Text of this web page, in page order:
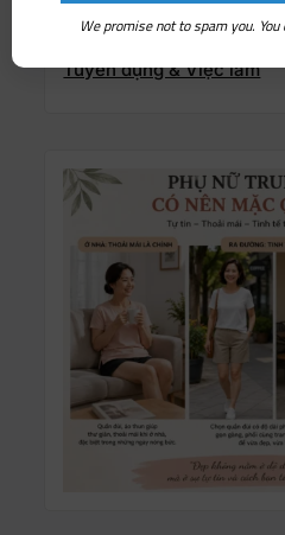
Tri thức & Nghệ thuật
Tuyển dụng & Việc làm
We promise not to spam you.